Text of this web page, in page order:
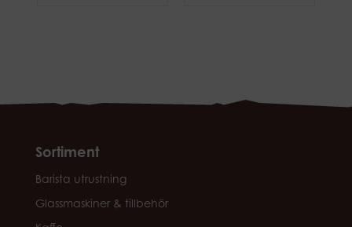
Sortiment
Barista utrustning
Glassmaskiner & tillbehör